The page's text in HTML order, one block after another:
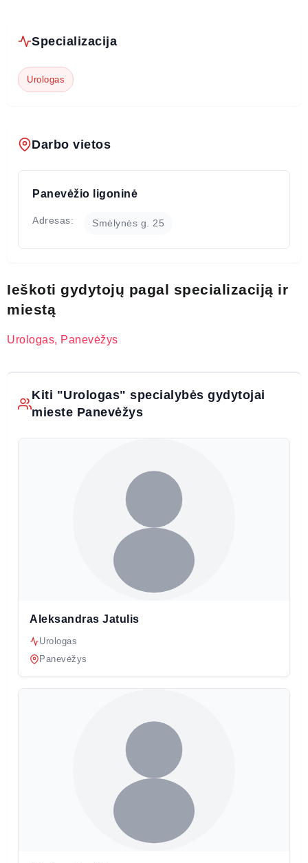
Specializacija
Urologas
Darbo vietos
Panevėžio ligoninė
Adresas: Smėlynės g. 25
Ieškoti gydytojų pagal specializaciją ir
miestą
Urologas, Panevėžys
Kiti "Urologas" specialybės gydytojai
mieste Panevėžys
Aleksandras Jatulis
Urologas
Panevėžys